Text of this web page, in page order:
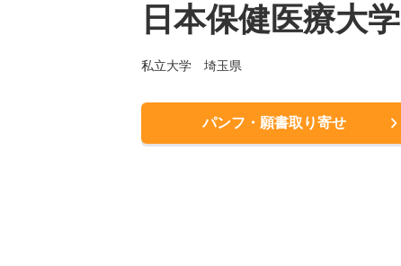
日本保健医療大学
私立大学 埼玉県
パンフ・願書取り寄せ